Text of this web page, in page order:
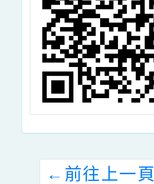
← 前往上一頁